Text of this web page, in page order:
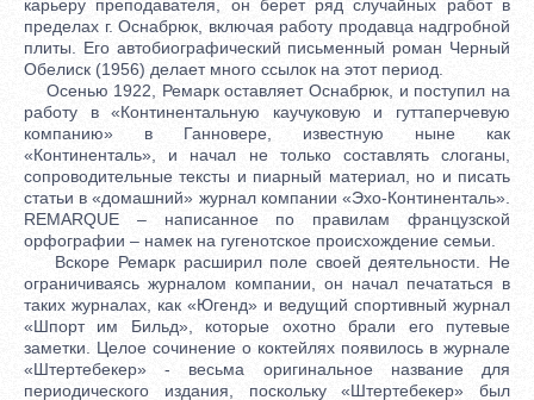
карьеру преподавателя, он берет ряд случайных работ в
пределах г. Оснабрюк, включая работу продавца надгробной
плиты. Его автобиографический письменный роман Черный
Обелиск (1956) делает много ссылок на этот период.
Осенью 1922, Ремарк оставляет Оснабрюк, и поступил на
работу в «Континентальную каучуковую и гуттаперчевую
компанию» в Ганновере, известную ныне как
«Континенталь», и начал не только составлять слоганы,
сопроводительные тексты и пиарный материал, но и писать
статьи в «домашний» журнал компании «Эхо-Континенталь».
REMARQUE – написанное по правилам французской
орфографии – намек на гугенотское происхождение семьи.
Вскоре Ремарк расширил поле своей деятельности. Не
ограничиваясь журналом компании, он начал печататься в
таких журналах, как «Югенд» и ведущий спортивный журнал
«Шпорт им Бильд», которые охотно брали его путевые
заметки. Целое сочинение о коктейлях появилось в журнале
«Штертебекер» - весьма оригинальное название для
периодического издания, поскольку «Штертебекер» был